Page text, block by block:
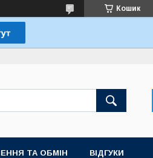
Кошик
ТА ОБМІН ВІДГУКИ